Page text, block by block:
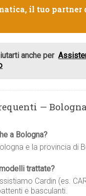
il tuo partner
anche per
— Bologna
a Bologna?
e la provincia di
trattate?
Cardin (es.
e basculanti.